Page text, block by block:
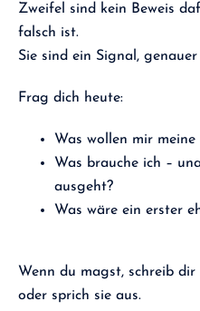
Zweifel sind kein Beweis
falsch ist.
Sie sind ein Signal,
Frag dich heute:
Was wollen mir
Was brauche ich –
ausgeht?
Was wäre ein erster
Wenn du magst, schreib
oder sprich sie aus.